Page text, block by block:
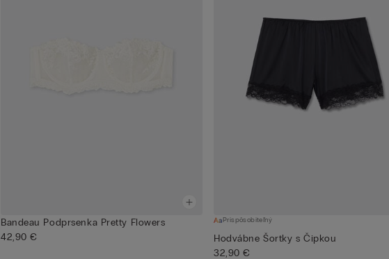
Bandeau Podprsenka Pretty Flowers
42,90 €
Prispôsobiteľný
Hodvábne Šortky s Čipkou
32,90 €